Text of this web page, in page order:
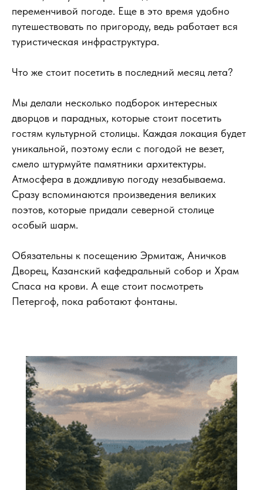
переменчивой погоде. Еще в это время удобно
путешествовать по пригороду, ведь работает вся
туристическая инфраструктура.
Что же стоит посетить в последний месяц лета?
Мы делали несколько подборок интересных
дворцов и парадных, которые стоит посетить
гостям культурной столицы. Каждая локация будет
уникальной, поэтому если с погодой не везет,
смело штурмуйте памятники архитектуры.
Атмосфера в дождливую погоду незабываема.
Сразу вспоминаются произведения великих
поэтов, которые придали северной столице
особый шарм.
Обязательны к посещению Эрмитаж, Аничков
Дворец, Казанский кафедральный собор и Храм
Спаса на крови. А еще стоит посмотреть
Петергоф, пока работают фонтаны.